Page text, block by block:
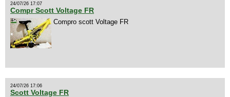
24/07/26 17:07
Compr Scott Voltage FR
Compro scott Voltage FR
24/07/26 17:06
Scott Voltage FR